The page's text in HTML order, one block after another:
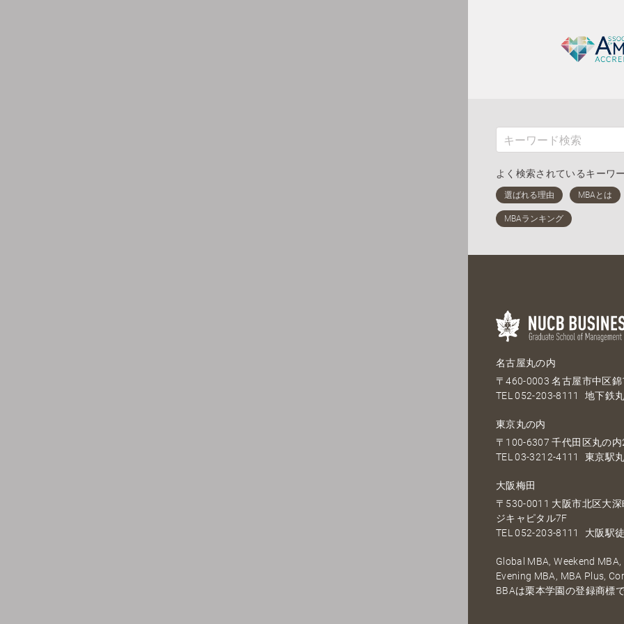
よく検索されているキーワ
名古屋丸の内
〒460-0003 名古屋市中区
TEL052-203-8111 地下鉄
東京丸の内
〒100-6307 千代田区丸の
TEL03-3212-4111 東京駅
大阪梅田
〒530-0011 大阪市北区大
ジキャピタル7F
TEL052-203-8111 大阪駅
Global MBA, Weekend
Evening MBA, MBA Plus,
BBAは栗本学園の登録商標